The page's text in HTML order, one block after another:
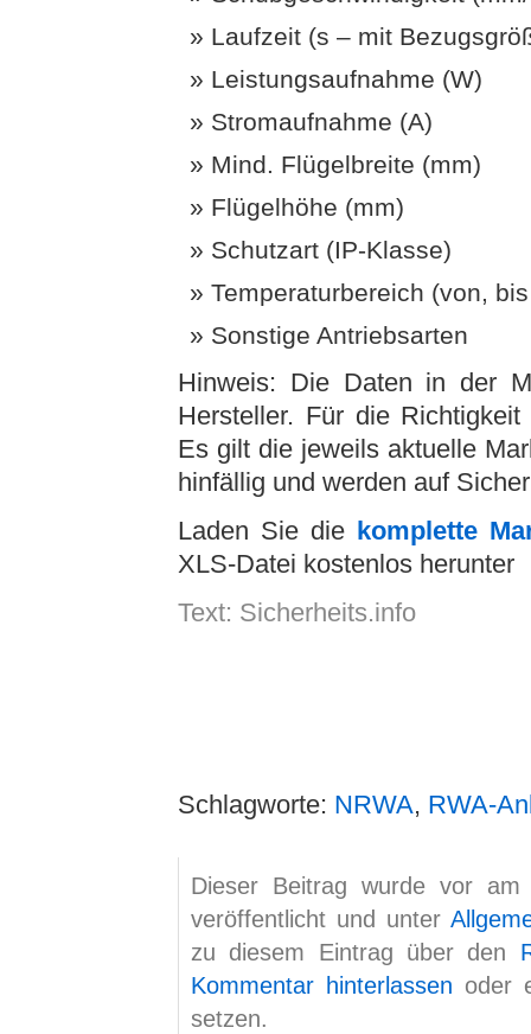
Laufzeit (s – mit
Leistungsaufnahme (W)
Stromaufnahme (A)
Mind. Flügelbreite (mm)
Flügelhöhe (mm)
Schutzart (IP-Klasse)
Temperaturbereich (von, bis
Sonstige Antriebsarten
Hinweis: Die Daten in der
Hersteller. Für die
Es gilt die jeweils aktuelle
hinfällig und werden auf
Laden Sie die komplette
XLS-Datei kostenlos herunter
Text: Sicherheits.info
Schlagworte: NRWA, RWA-
Dieser Beitrag wurde vor
veröffentlicht und unter
zu diesem Eintrag über den
Kommentar hinterlassen oder
setzen.